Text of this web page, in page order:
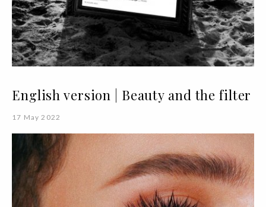
English version | Beauty and the filter
17 May 2022